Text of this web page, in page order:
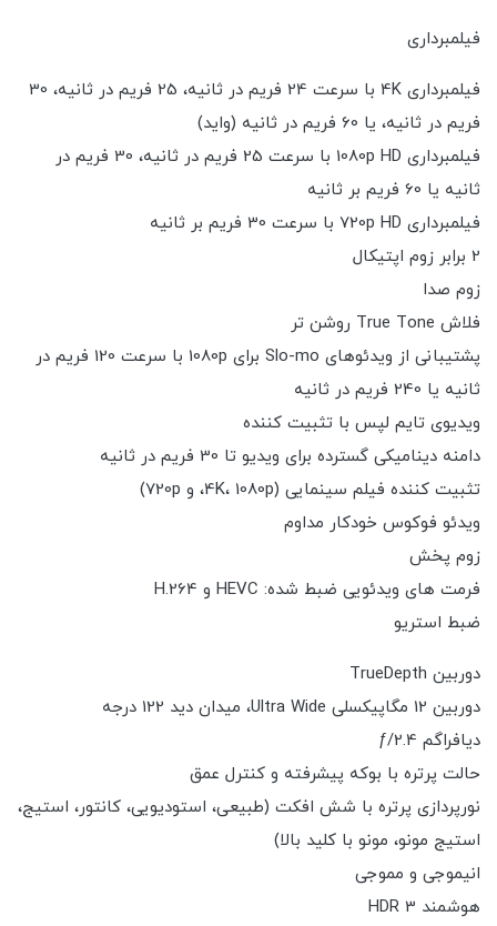
فیلمبرداری
فیلمبرداری 4K با سرعت 24 فریم در ثانیه، 25 فریم در ثانیه، 30
فریم در ثانیه، یا 60 فریم در ثانیه (واید)
فیلمبرداری 1080p HD با سرعت 25 فریم در ثانیه، 30 فریم در
ثانیه یا 60 فریم بر ثانیه
فیلمبرداری 720p HD با سرعت 30 فریم بر ثانیه
2 برابر زوم اپتیکال
زوم صدا
فلاش True Tone روشن تر
پشتیبانی از ویدئوهای Slo-mo برای 1080p با سرعت 120 فریم در
ثانیه یا 240 فریم در ثانیه
ویدیوی تایم لپس با تثبیت کننده
دامنه دینامیکی گسترده برای ویدیو تا 30 فریم در ثانیه
تثبیت کننده فیلم سینمایی (4K، 1080p، و 720p)
ویدئو فوکوس خودکار مداوم
زوم پخش
فرمت های ویدئویی ضبط شده: HEVC و H.264
ضبط استریو
دوربین TrueDepth
دوربین 12 مگاپیکسلی Ultra Wide، میدان دید 122 درجه
دیافراگم ƒ/2.4
حالت پرتره با بوکه پیشرفته و کنترل عمق
نورپردازی پرتره با شش افکت (طبیعی، استودیویی، کانتور، استیج،
استیج مونو، مونو با کلید بالا)
انیموجی و مموجی
هوشمند HDR 3